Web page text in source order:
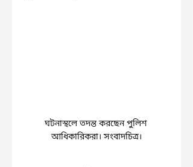
ঘটনাস্থলে তদন্ত করছেন পুলিশ
আধিকারিকরা। সংবাদচিত্র।